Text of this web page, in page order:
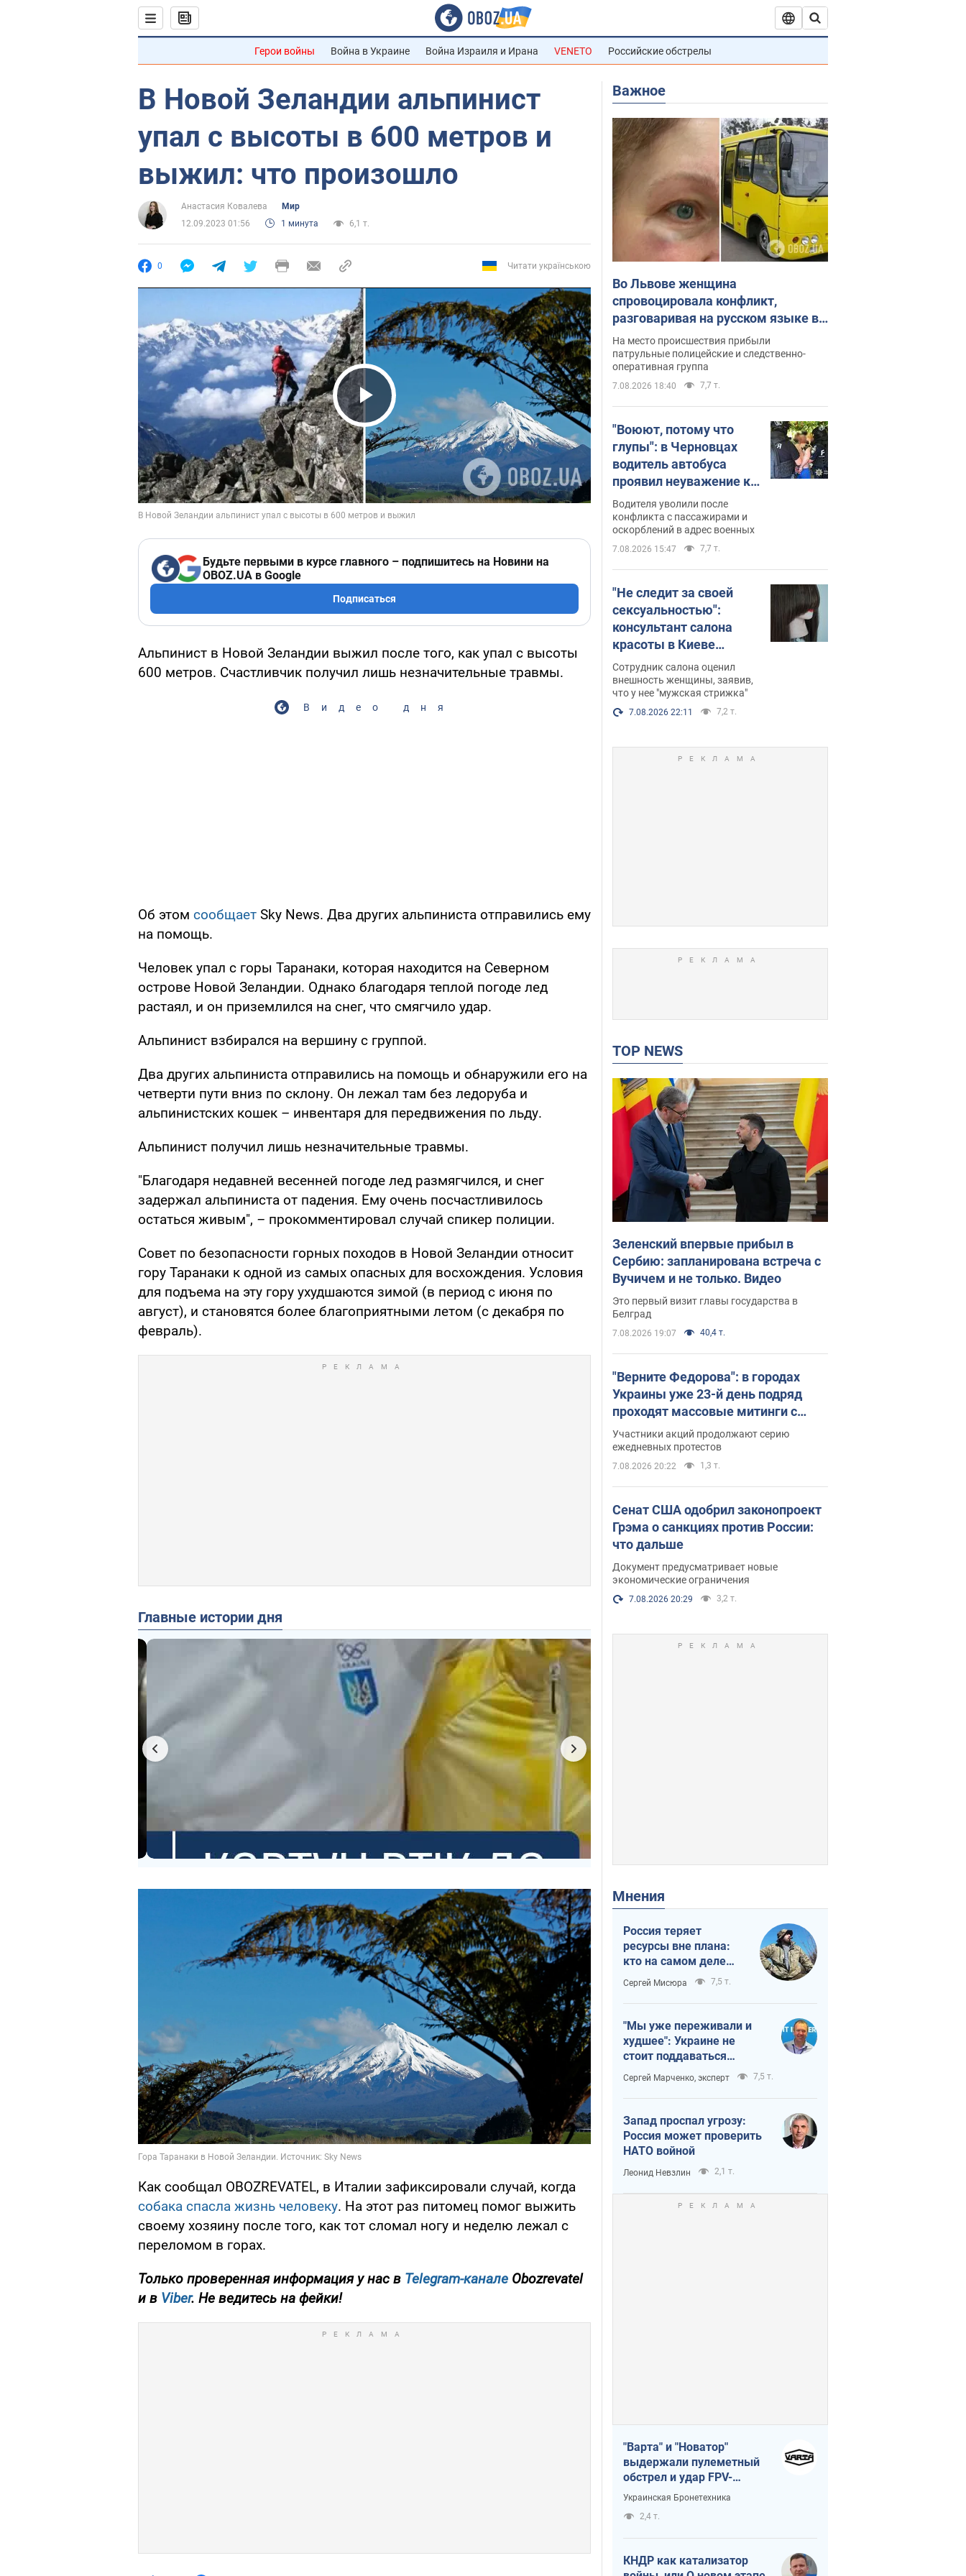
Герои войны Война в Украине Война Израиля и Ирана VENETO Российские обстрелы
В Новой Зеландии альпинист
упал с высоты в 600 метров и
выжил: что произошло
Анастасия Ковалева
Мир
12.09.2023 01:56
1 минута 6,1 т.
0 Читати українською
Play Video
Будьте первыми в курсе главного – подпишитесь на Новини на
OBOZ.UA в Google
Подписаться
Альпинист в Новой Зеландии выжил после того, как упал с высоты
600 метров. Счастливчик получил лишь незначительные травмы.
Видео дня
Об этом сообщает Sky News. Два других альпиниста отправились ему
на помощь.
Человек упал с горы Таранаки, которая находится на Северном
острове Новой Зеландии. Однако благодаря теплой погоде лед
растаял, и он приземлился на снег, что смягчило удар.
Альпинист взбирался на вершину с группой.
Два других альпиниста отправились на помощь и обнаружили его на
четверти пути вниз по склону. Он лежал там без ледоруба и
альпинистских кошек – инвентаря для передвижения по льду.
Альпинист получил лишь незначительные травмы.
"Благодаря недавней весенней погоде лед размягчился, и снег
задержал альпиниста от падения. Ему очень посчастливилось
остаться живым", – прокомментировал случай спикер полиции.
Совет по безопасности горных походов в Новой Зеландии относит
гору Таранаки к одной из самых опасных для восхождения. Условия
для подъема на эту гору ухудшаются зимой (в период с июня по
август), и становятся более благоприятными летом (с декабря по
февраль).
Главные истории дня
Как сообщал OBOZREVATEL, в Италии зафиксировали случай, когда
собака спасла жизнь человеку. На этот раз питомец помог выжить
своему хозяину после того, как тот сломал ногу и неделю лежал с
переломом в горах.
Только проверенная информация у нас в Telegram-канале Obozrevatel
и в Viber. Не ведитесь на фейки!
Важное
Во Львове женщина
спровоцировала конфликт,
разговаривая на русском языке в
маршрутке: полиция составила
административный протокол.
Видео
На место происшествия прибыли
патрульные полицейские и следственно-
оперативная группа
7.08.2026 18:40 7,7 т.
"Воюют, потому что
глупы": в Черновцах
водитель автобуса
проявил неуважение к
украинским военным и
поплатился за это.
Видео
Водителя уволили после
конфликта с пассажирами и
оскорблений в адрес военных
7.08.2026 15:47 7,7 т.
"Не следит за своей
сексуальностью":
консультант салона
красоты в Киеве
оскорбил женщину
после химиотерапии,
разгорелся скандал.
Фото
Сотрудник салона оценил
внешность женщины, заявив,
что у нее "мужская стрижка"
7.08.2026 22:11 7,2 т.
TOP NEWS
Зеленский впервые прибыл в
Сербию: запланирована встреча с
Вучичем и не только. Видео
Это первый визит главы государства в
Белград
7.08.2026 19:07 40,4 т.
"Верните Федорова": в городах
Украины уже 23-й день подряд
проходят массовые митинги с
плакатами. Фото и видео
Участники акций продолжают серию
ежедневных протестов
7.08.2026 20:22 1,3 т.
Сенат США одобрил законопроект
Грэма о санкциях против России:
что дальше
Документ предусматривает новые
экономические ограничения
7.08.2026 20:29 3,2 т.
Мнения
Россия теряет
ресурсы вне плана:
кто на самом деле
диктует темп войны
Сергей Мисюра 7,5 т.
"Мы уже переживали и
худшее": Украине не
стоит поддаваться
отчаянию из-за
ракетного террора
Сергей Марченко, эксперт 7,5 т.
Запад проспал угрозу:
Россия может проверить
НАТО войной
Леонид Невзлин 2,1 т.
"Варта" и "Новатор"
выдержали пулеметный
обстрел и удар FPV-
дрона, сохранив жизнь
Украинская Бронетехника
2,4 т.
КНДР как катализатор